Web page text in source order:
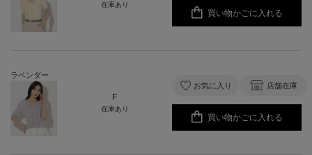
在庫あり
買い物かごに入れる
ラベンダー
F
在庫あり
お気に入り 店舗在庫
買い物かごに入れる